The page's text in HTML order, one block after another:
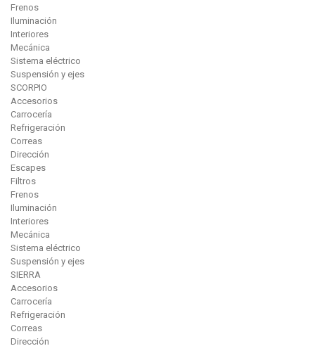
Frenos
Iluminación
Interiores
Mecánica
Sistema eléctrico
Suspensión y ejes
SCORPIO
Accesorios
Carrocería
Refrigeración
Correas
Dirección
Escapes
Filtros
Frenos
Iluminación
Interiores
Mecánica
Sistema eléctrico
Suspensión y ejes
SIERRA
Accesorios
Carrocería
Refrigeración
Correas
Dirección